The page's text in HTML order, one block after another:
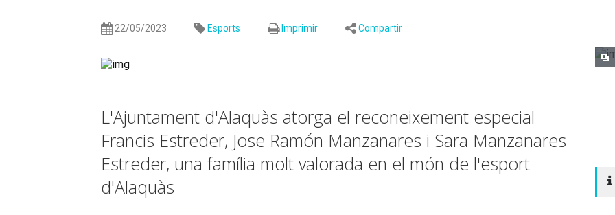
22/05/2023 Esports Imprimir Compartir
L'Ajuntament d'Alaquàs atorga el reconeixement especial
Francis Estreder, Jose Ramón Manzanares i Sara Manzanares
Estreder, una família molt valorada en el món de l'esport
d'Alaquàs